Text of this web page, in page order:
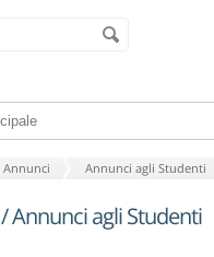
Annunci Annunci agli Studenti
/ Annunci agli Studenti